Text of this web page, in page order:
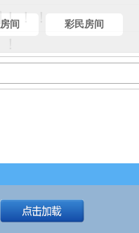
！！
！
间 彩民房间